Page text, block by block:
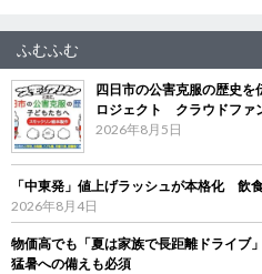
ふむふむ
四日市の公害克服の歴史
ロジェクト クラウドファ
2026年8月5日
「中東発」値上げラッシュが本格化 飲
2026年8月4日
物価高でも「夏は家族で長距離ドライブ
猛暑への備えも必須